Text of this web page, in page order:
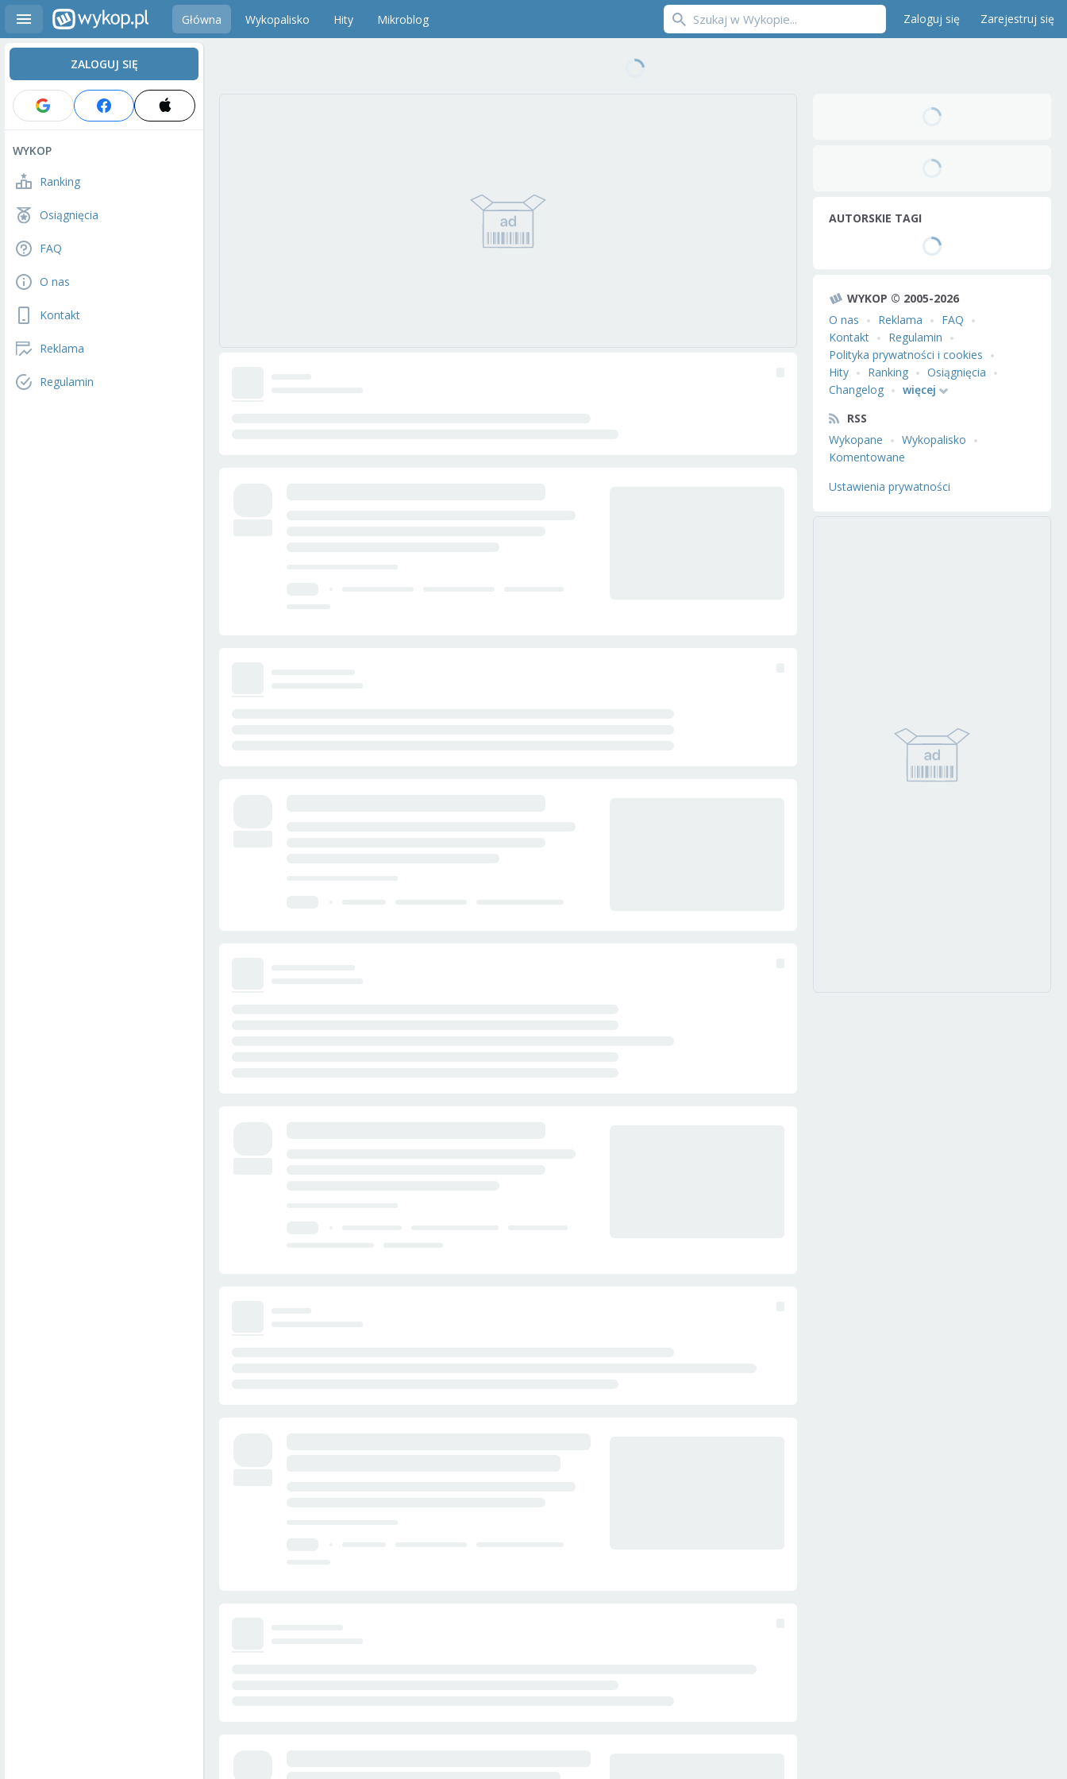
Główna Wykopalisko Hity Mikroblog Zaloguj się Zarejestruj się
ZALOGUJ SIĘ
WYKOP
Ranking
Osiągnięcia
FAQ
O nas
Kontakt
Reklama
Regulamin
AUTORSKIE TAGI
WYKOP © 2005-2026
O nas
Reklama
FAQ
Kontakt
Regulamin
Polityka prywatności i cookies
Hity
Ranking
Osiągnięcia
Changelog
więcej
RSS
Wykopane
Wykopalisko
Komentowane
Ustawienia prywatności